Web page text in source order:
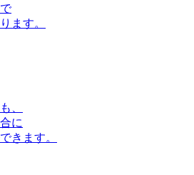
ます。
、
に
きます。